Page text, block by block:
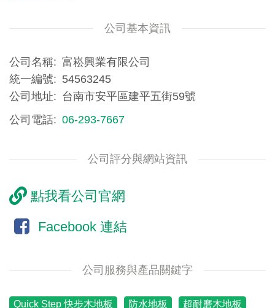
公司基本資訊
公司名稱
富崧興業有限公司
統一編號
54563245
公司地址
台南市安平區建平五街59號
公司電話
06-293-7667
公司評分與網站資訊
點我看公司官網
Facebook 連結
公司服務與產品關鍵字
Quick Step 快步木地板 防水地板
超耐磨木地板